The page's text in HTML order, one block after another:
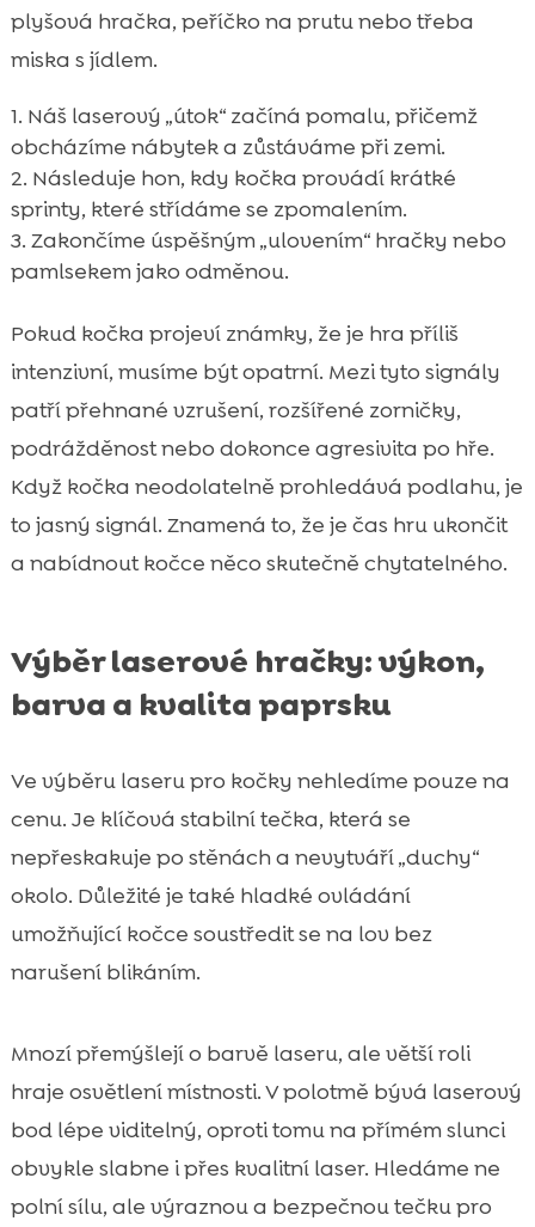
plyšová hračka, peříčko na prutu nebo třeba
miska s jídlem.
Náš laserový „útok“ začíná pomalu, přičemž
obcházíme nábytek a zůstáváme při zemi.
Následuje hon, kdy kočka provádí krátké
sprinty, které střídáme se zpomalením.
Zakončíme úspěšným „ulovením“ hračky nebo
pamlsekem jako odměnou.
Pokud kočka projeví známky, že je hra příliš
intenzivní, musíme být opatrní. Mezi tyto signály
patří přehnané vzrušení, rozšířené zorničky,
podrážděnost nebo dokonce agresivita po hře.
Když kočka neodolatelně prohledává podlahu, je
to jasný signál. Znamená to, že je čas hru ukončit
a nabídnout kočce něco skutečně chytatelného.
Výběr laserové hračky: výkon,
barva a kvalita paprsku
Ve výběru laseru pro kočky nehledíme pouze na
cenu. Je klíčová stabilní tečka, která se
nepřeskakuje po stěnách a nevytváří „duchy“
okolo. Důležité je také hladké ovládání
umožňující kočce soustředit se na lov bez
narušení blikáním.
Mnozí přemýšlejí o barvě laseru, ale větší roli
hraje osvětlení místnosti. V polotmě bývá laserový
bod lépe viditelný, oproti tomu na přímém slunci
obvykle slabne i přes kvalitní laser. Hledáme ne
polní sílu, ale výraznou a bezpečnou tečku pro